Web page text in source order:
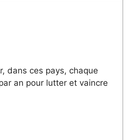
dans ces pays, chaque
an pour lutter et vaincre